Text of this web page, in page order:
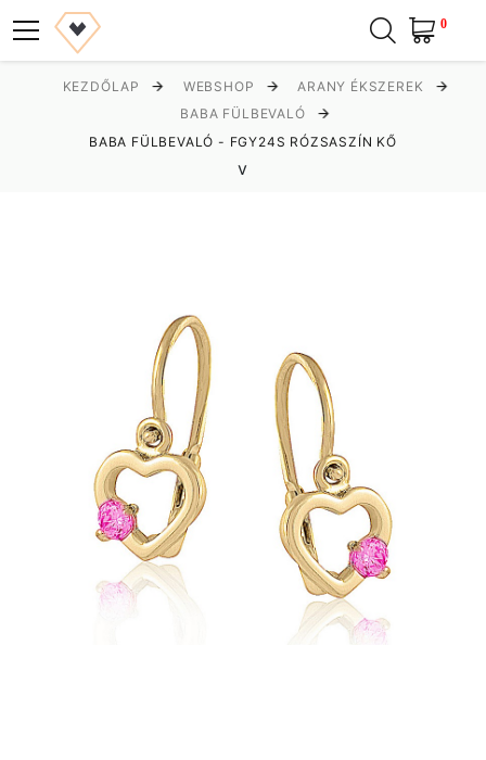
0
KEZDŐLAP WEBSHOP
ARANY ÉKSZEREK
BABA FÜLBEVALÓ
BABA FÜLBEVALÓ - FGY24S RÓZSASZÍN KŐ
v